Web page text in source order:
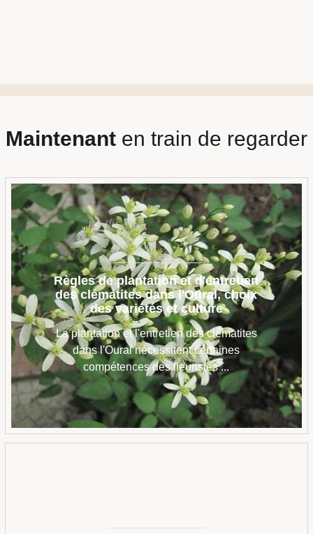
Maintenanten train de regarder
Règles de plantation et d'entretien
des clématites dans l'Oural, choix
des variétés et culture
La plantation et l'entretien des clématites
dans l'Oural nécessitent certaines
compétences des fleuristes ...